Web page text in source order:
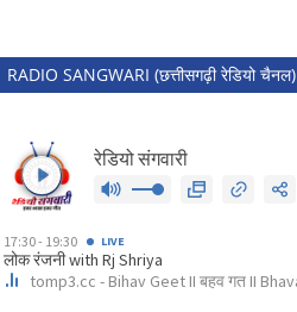
RADIO SANGWARI (छत्तीसगढ़ी रेडियो चैनल)